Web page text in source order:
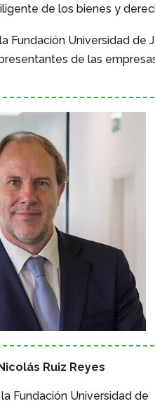
de los bienes y
Fundación Universidad de
de las
Ruiz Reyes
Fundación Universidad de